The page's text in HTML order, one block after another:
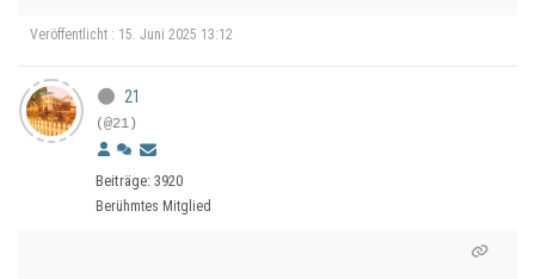
Veröffentlicht : 15. Juni 2025 13:12
21
(@21)
Beiträge: 3920
Berühmtes Mitglied